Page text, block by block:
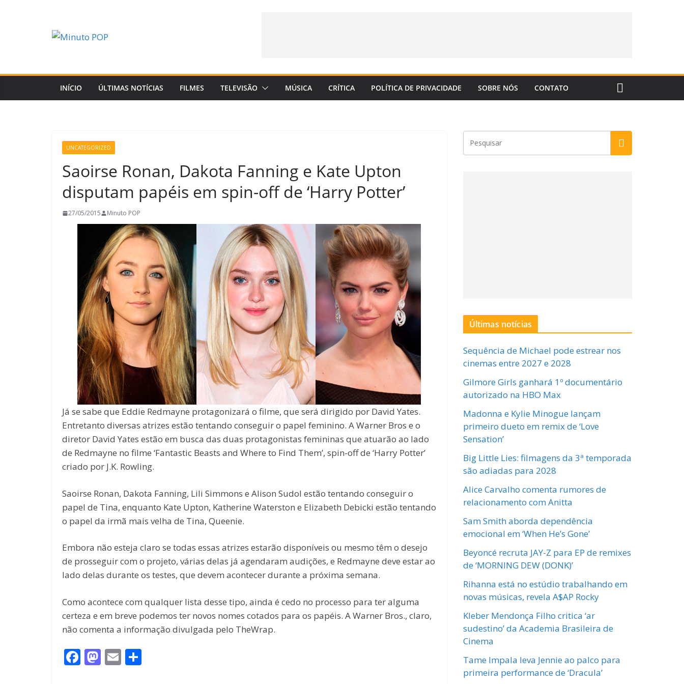
INÍCIO ÚLTIMAS NOTÍCIAS FILMES TELEVISÃO MÚSICA CRÍTICA POLÍTICA DE PRIVACIDADE SOBRE NÓS CONTATO
UNCATEGORIZED
Saoirse Ronan, Dakota Fanning e Kate Upton
disputam papéis em spin-off de ‘Harry Potter’
27/05/2015 Minuto POP
Já se sabe que Eddie Redmayne protagonizará o filme, que será dirigido por David Yates.
Entretanto diversas atrizes estão tentando conseguir o papel feminino. A Warner Bros e o
diretor David Yates estão em busca das duas protagonistas femininas que atuarão ao lado
de Redmayne no filme ‘Fantastic Beasts and Where to Find Them’, spin-off de ‘Harry Potter’
criado por J.K. Rowling.
Saoirse Ronan, Dakota Fanning, Lili Simmons e Alison Sudol estão tentando conseguir o
papel de Tina, enquanto Kate Upton, Katherine Waterston e Elizabeth Debicki estão tentando
o papel da irmã mais velha de Tina, Queenie.
Embora não esteja claro se todas essas atrizes estarão disponíveis ou mesmo têm o desejo
de prosseguir com o projeto, várias delas já agendaram audições, e Redmayne deve estar ao
lado delas durante os testes, que devem acontecer durante a próxima semana.
Como acontece com qualquer lista desse tipo, ainda é cedo no processo para ter alguma
certeza e em breve podemos ter novos nomes cotados para os papéis. A Warner Bros., claro,
não comenta a informação divulgada pelo TheWrap.
F M E
Últimas notícias
Sequência de Michael pode estrear nos
cinemas entre 2027 e 2028
Gilmore Girls ganhará 1º documentário
autorizado na HBO Max
Madonna e Kylie Minogue lançam
primeiro dueto em remix de ‘Love
Sensation’
Big Little Lies: filmagens da 3ª temporada
são adiadas para 2028
Alice Carvalho comenta rumores de
relacionamento com Anitta
Sam Smith aborda dependência
emocional em ‘When He’s Gone’
Beyoncé recruta JAY-Z para EP de remixes
de ‘MORNING DEW (DONK)’
Rihanna está no estúdio trabalhando em
novas músicas, revela A$AP Rocky
Kleber Mendonça Filho critica ‘ar
sudestino’ da Academia Brasileira de
Cinema
Tame Impala leva Jennie ao palco para
primeira performance de ‘Dracula’